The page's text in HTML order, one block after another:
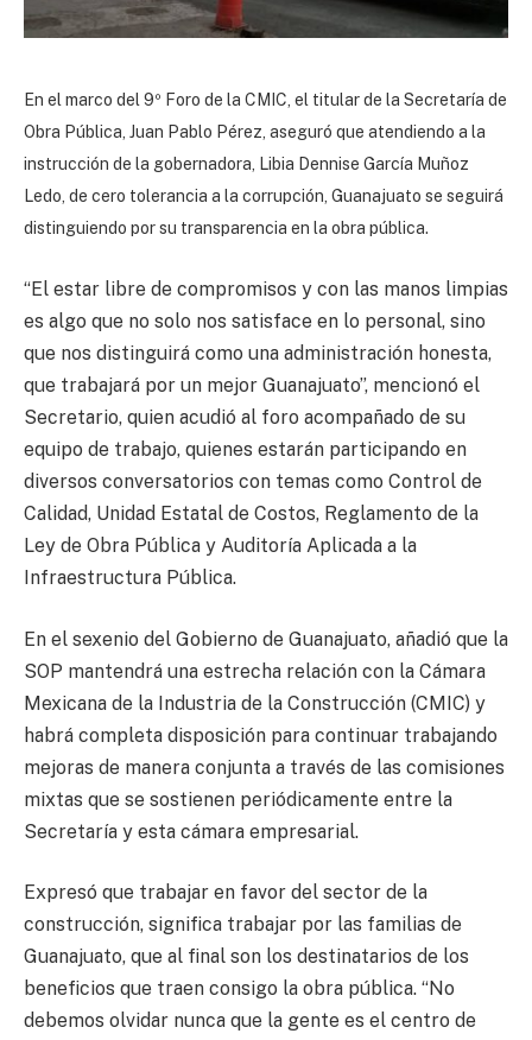
En el marco del 9º Foro de la CMIC, el titular de la Secretaría de
Obra Pública, Juan Pablo Pérez, aseguró que atendiendo a la
instrucción de la gobernadora, Libia Dennise García Muñoz
Ledo, de cero tolerancia a la corrupción, Guanajuato se seguirá
distinguiendo por su transparencia en la obra pública.
“El estar libre de compromisos y con las manos limpias
es algo que no solo nos satisface en lo personal, sino
que nos distinguirá como una administración honesta,
que trabajará por un mejor Guanajuato”, mencionó el
Secretario, quien acudió al foro acompañado de su
equipo de trabajo, quienes estarán participando en
diversos conversatorios con temas como Control de
Calidad, Unidad Estatal de Costos, Reglamento de la
Ley de Obra Pública y Auditoría Aplicada a la
Infraestructura Pública.
En el sexenio del Gobierno de Guanajuato, añadió que la
SOP mantendrá una estrecha relación con la Cámara
Mexicana de la Industria de la Construcción (CMIC) y
habrá completa disposición para continuar trabajando
mejoras de manera conjunta a través de las comisiones
mixtas que se sostienen periódicamente entre la
Secretaría y esta cámara empresarial.
Expresó que trabajar en favor del sector de la
construcción, significa trabajar por las familias de
Guanajuato, que al final son los destinatarios de los
beneficios que traen consigo la obra pública. “No
debemos olvidar nunca que la gente es el centro de